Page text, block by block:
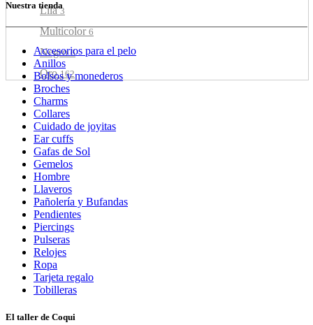
Lila3
Multicolor6
Negro6
Oro162
Oro Rosa
Pastel2
Plata182
Rojo1
Rosa1
Rosa / Celeste1
Turquesa
Verde7
Verde Agua
Nuestra tienda
Accesorios para el pelo
Anillos
Bolsos y monederos
Broches
Charms
Collares
Cuidado de joyitas
Ear cuffs
Gafas de Sol
Gemelos
Hombre
Llaveros
Pañolería y Bufandas
Pendientes
Piercings
Pulseras
Relojes
Ropa
Tarjeta regalo
Tobilleras
El taller de Coqui